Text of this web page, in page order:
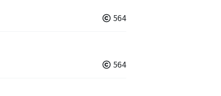
564
564